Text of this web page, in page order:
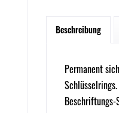
Beschreibung
Permanent